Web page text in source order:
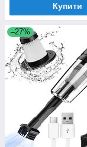
Купити
–27%